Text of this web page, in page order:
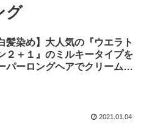
グ
髪染め】大人気の『ウエラト
２＋１』のミルキータイプを
パーロングヘアでクリームタ
2021.01.04